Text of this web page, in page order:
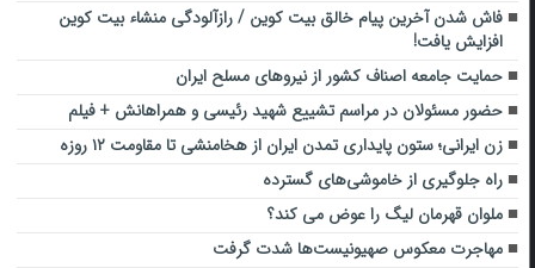
فاش شدن آخرین پیام خالق بیت کوین / رازآلودگی منشاء بیت کوین
افزایش یافت!
حمایت جامعه اصناف کشور از نیروهای مسلح ایران
حضور مسئولان در مراسم تشییع شهید رئیسی و همراهانش + فیلم
زن ایرانی؛ ستون پایداری تمدن ایران از هخامنشی تا مقاومت ۱۲ روزه
راه جلوگیری از خاموشی‌های گسترده
ملوان قهرمان لیگ را عوض می کند؟
مهاجرت معکوس صهیونیست‌ها شدت گرفت